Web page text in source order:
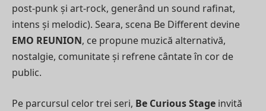
post-punk și art-rock, generând un sound rafinat,
intens și melodic). Seara, scena Be Different devine
EMO REUNION, ce propune muzică alternativă,
nostalgie, comunitate și refrene cântate în cor de
public.
Pe parcursul celor trei seri, Be Curious Stage invită